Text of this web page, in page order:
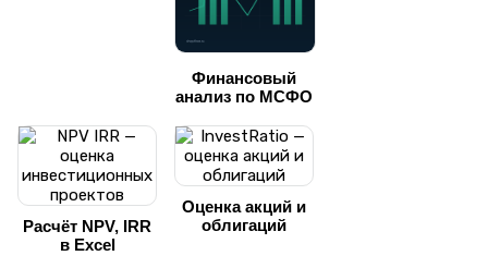
Финансовый
анализ по МСФО
Расчёт NPV, IRR
в Excel
Оценка акций и
облигаций